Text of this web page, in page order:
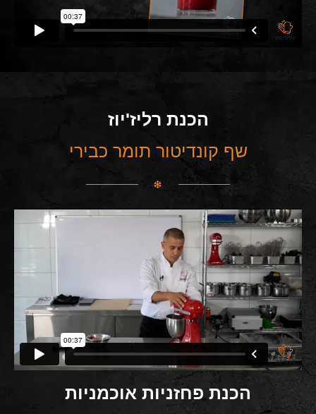
הכנת רליז'יוז
שף קונדיטור תומר כבירי
הכנת פחזניות אוכמניות